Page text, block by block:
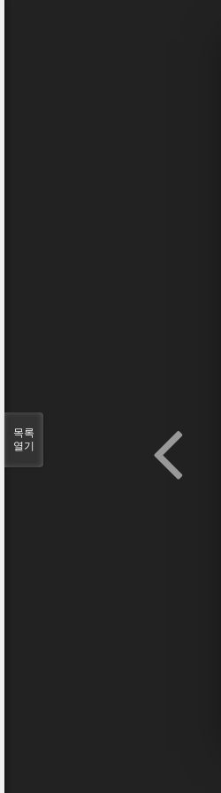
목록
열기
Sketchbook5,
Sketchbook5,